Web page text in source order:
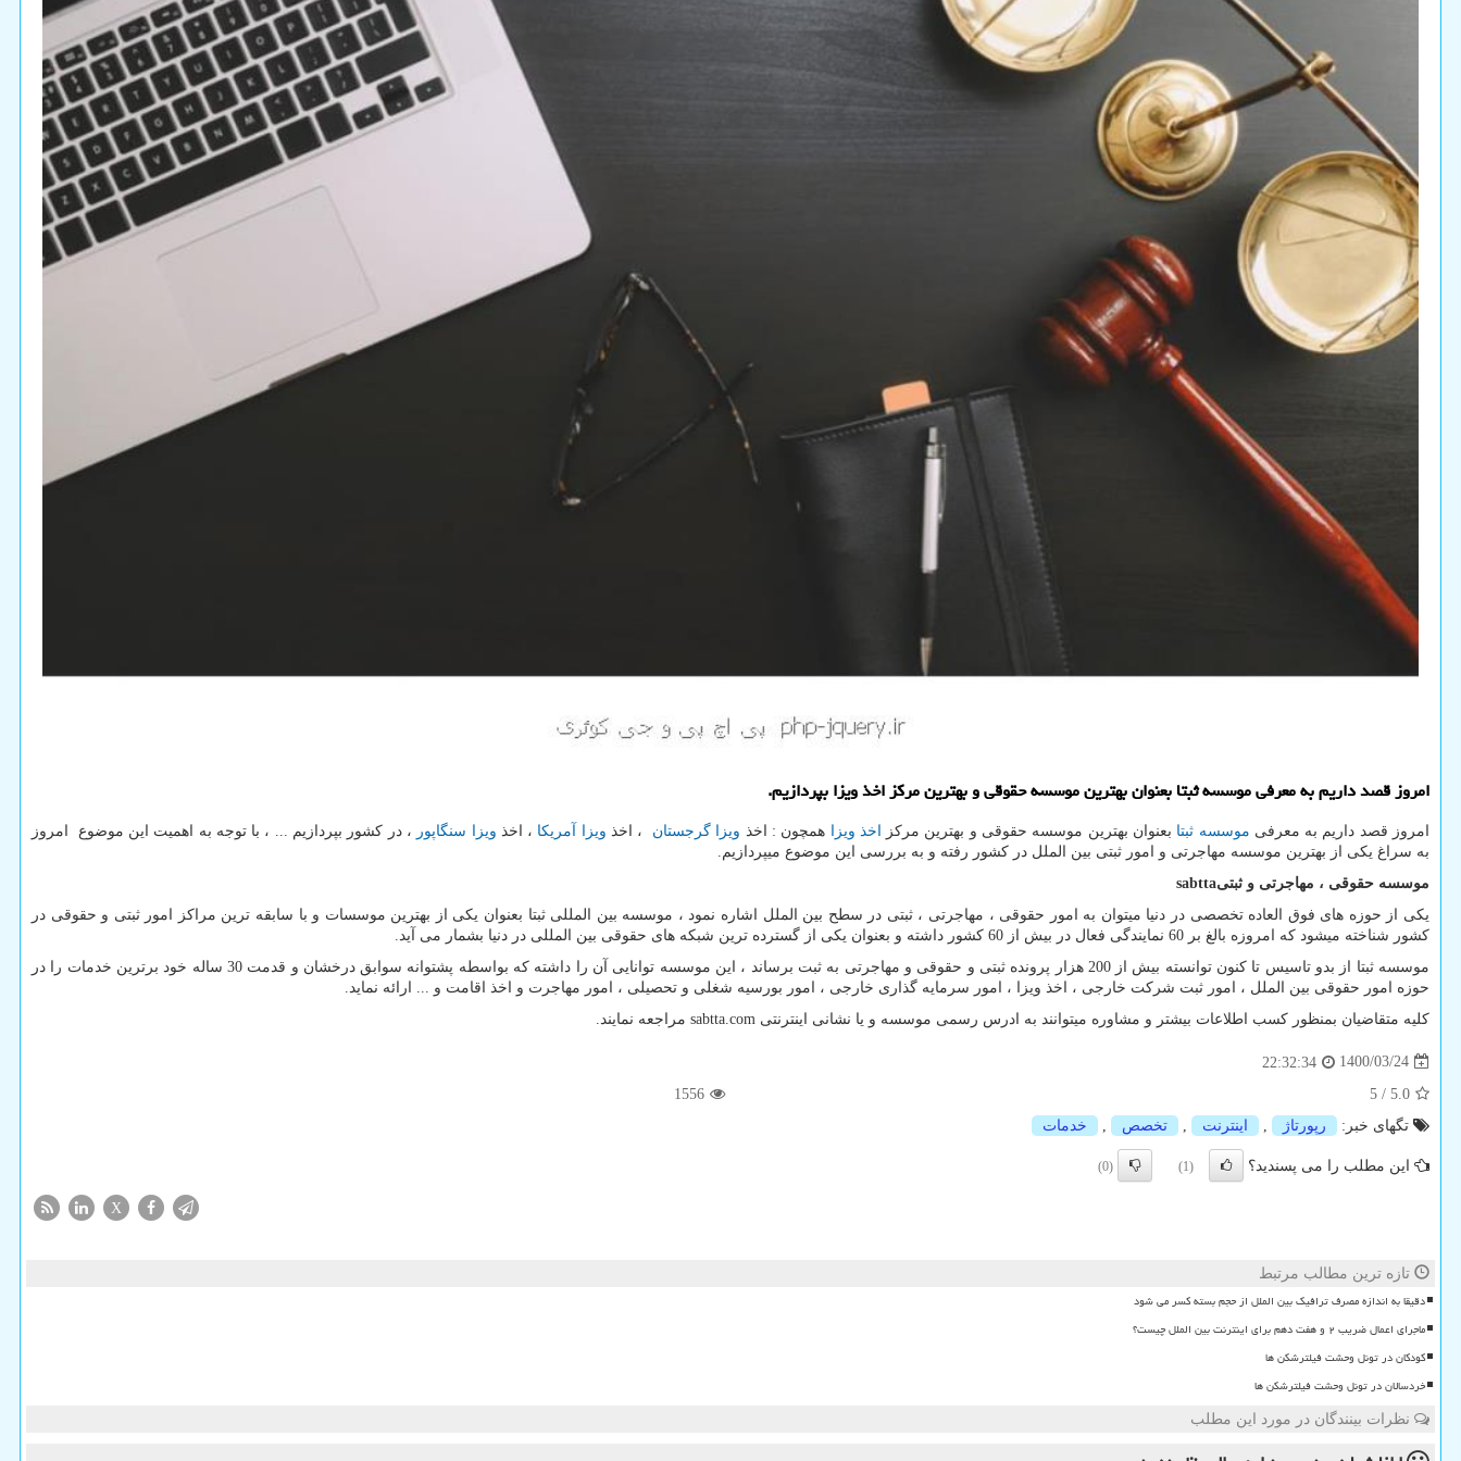
امروز قصد داریم به معرفی موسسه ثبتا بعنوان بهترین موسسه حقوقی و بهترین مركز اخذ ویزا بپردازیم.
امروز قصد داریم به معرفی موسسه ثبتا بعنوان بهترین موسسه حقوقی و بهترین مرکز اخذ ویزا همچون : اخذ ویزا گرجستان ، اخذ ویزا آمریکا ، اخذ ویزا سنگاپور ، در کشور بپردازیم ... ، با توجه به اهمیت این موضوع امروز
به سراغ یکی از بهترین موسسه مهاجرتی و امور ثبتی بین الملل در کشور رفته و به بررسی این موضوع میپردازیم.
موسسه حقوقی ، مهاجرتی و ثبتیsabtta
یکی از حوزه های فوق العاده تخصصی در دنیا میتوان به امور حقوقی ، مهاجرتی ، ثبتی در سطح بین الملل اشاره نمود ، موسسه بین المللی ثبتا بعنوان یکی از بهترین موسسات و با سابقه ترین مراکز امور ثبتی و حقوقی در
کشور شناخته میشود که امروزه بالغ بر 60 نمایندگی فعال در بیش از 60 کشور داشته و بعنوان یکی از گسترده ترین شبکه های حقوقی بین المللی در دنیا بشمار می آید.
موسسه ثبتا از بدو تاسیس تا کنون توانسته بیش از 200 هزار پرونده ثبتی و حقوقی و مهاجرتی به ثبت برساند ، این موسسه توانایی آن را داشته که بواسطه پشتوانه سوابق درخشان و قدمت 30 ساله خود برترین خدمات را در
حوزه امور حقوقی بین الملل ، امور ثبت شرکت خارجی ، اخذ ویزا ، امور سرمایه گذاری خارجی ، امور بورسیه شغلی و تحصیلی ، امور مهاجرت و اخذ اقامت و ... ارائه نماید.
کلیه متقاضیان بمنظور کسب اطلاعات بیشتر و مشاوره میتوانند به ادرس رسمی موسسه و یا نشانی اینترنتی sabtta.com مراجعه نمایند.
1400/03/24
22:32:34
5.0
/
5
1556
تگهای خبر:
رپورتاژ , اینترنت , تخصص , خدمات
این مطلب را می پسندید؟ (1)
(0)
X
تازه ترین مطالب مرتبط
دقیقا به اندازه مصرف ترافیک بین الملل از حجم بسته کسر می شود
ماجرای اعمال ضریب ۲ و هفت دهم برای اینترنت بین الملل چیست؟
کودکان در تونل وحشت فیلترشکن ها
خردسالان در تونل وحشت فیلترشکن ها
نظرات بینندگان در مورد این مطلب